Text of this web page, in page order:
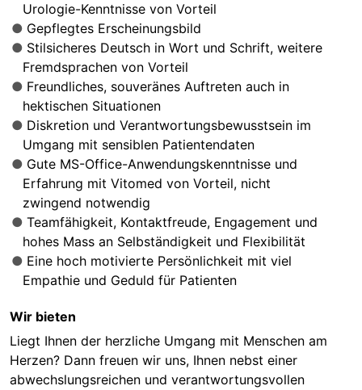
Urologie-Kenntnisse von Vorteil
Gepflegtes Erscheinungsbild
Stilsicheres Deutsch in Wort und Schrift, weitere
Fremdsprachen von Vorteil
Freundliches, souveränes Auftreten auch in
hektischen Situationen
Diskretion und Verantwortungsbewusstsein im
Umgang mit sensiblen Patientendaten
Gute MS-Office-Anwendungskenntnisse und
Erfahrung mit Vitomed von Vorteil, nicht
zwingend notwendig
Teamfähigkeit, Kontaktfreude, Engagement und
hohes Mass an Selbständigkeit und Flexibilität
Eine hoch motivierte Persönlichkeit mit viel
Empathie und Geduld für Patienten
Wir bieten
Liegt Ihnen der herzliche Umgang mit Menschen am
Herzen? Dann freuen wir uns, Ihnen nebst einer
abwechslungsreichen und verantwortungsvollen